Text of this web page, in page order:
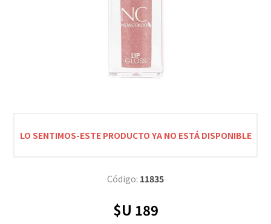
LO SENTIMOS-ESTE PRODUCTO YA NO ESTÁ DISPONIBLE
Código: 11835
$U 189